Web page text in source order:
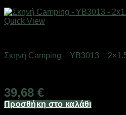
Quick View
Σκηνή Camping – YB3013 –
39,68 €
Προσθήκη στο καλάθι